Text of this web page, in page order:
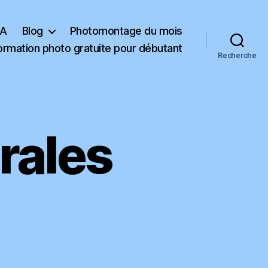
Blog
Photomontage du mois
photo gratuite pour débutant
Recherche
RECEVOIR LE
LIVRE